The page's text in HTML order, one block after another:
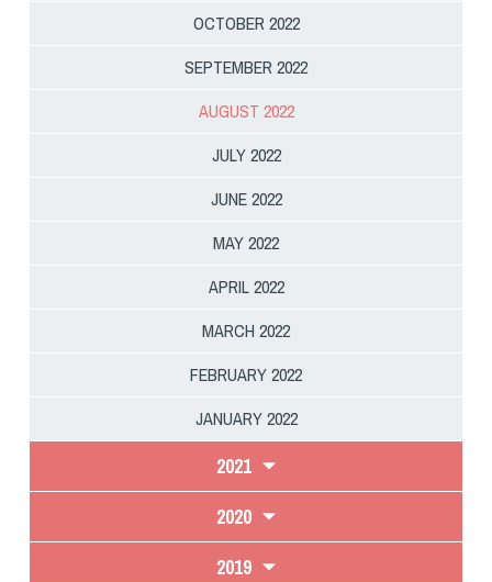
OCTOBER 2022
SEPTEMBER 2022
AUGUST 2022
JULY 2022
JUNE 2022
MAY 2022
APRIL 2022
MARCH 2022
FEBRUARY 2022
JANUARY 2022
2021
2020
2019